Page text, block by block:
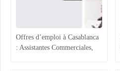
Offres d’emploi à Casablanca
: Assistantes Commerciales,